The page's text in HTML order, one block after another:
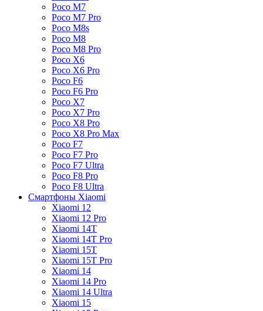
Poco M7
Poco M7 Pro
Poco M8s
Poco M8
Poco M8 Pro
Poco X6
Poco X6 Pro
Poco F6
Poco F6 Pro
Poco X7
Poco X7 Pro
Poco X8 Pro
Poco X8 Pro Max
Poco F7
Poco F7 Pro
Poco F7 Ultra
Poco F8 Pro
Poco F8 Ultra
Смартфоны Xiaomi
Xiaomi 12
Xiaomi 12 Pro
Xiaomi 14T
Xiaomi 14T Pro
Xiaomi 15T
Xiaomi 15T Pro
Xiaomi 14
Xiaomi 14 Pro
Xiaomi 14 Ultra
Xiaomi 15